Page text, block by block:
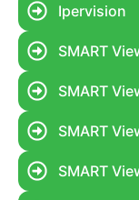
Ipervision
SMART
SMART
SMART
SMART